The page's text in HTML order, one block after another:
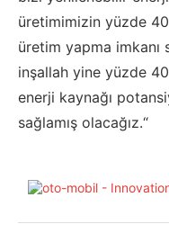
üretimimizin yüzde
üretim yapma imkanı
inşallah yine yüzde
enerji kaynağı
sağlamış olacağız.“